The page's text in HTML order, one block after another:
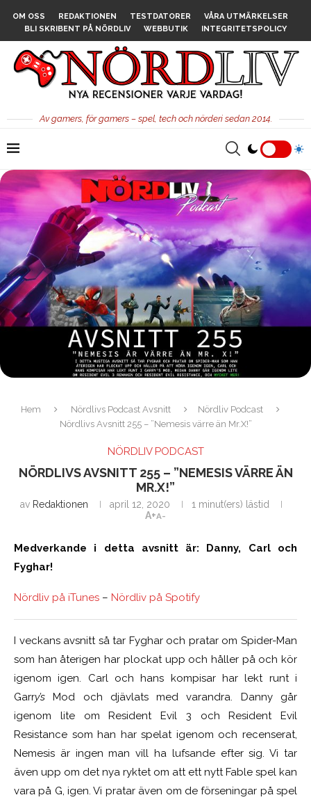
OM OSS REDAKTIONEN TESTDATORER
VÅRA UTMÄRKELSER
BLI SKRIBENT PÅ NÖRDLIV
WEBBUTIK INTEGRITETSPOLICY
Av gamers, för gamers – spel, tech och nörderi sedan 2014.
Hem Nördlivs Podcast Avsnitt
Nördliv Podcast
Nördlivs Avsnitt 255 – ”Nemesis värre än Mr.X!”
NÖRDLIV PODCAST
NÖRDLIVS AVSNITT 255 – ”NEMESIS VÄRRE ÄN
MR.X!”
av Redaktionen april 12, 2020
1 minut(ers) lästid
A+A-
Medverkande i detta avsnitt är: Danny, Carl och
Fyghar!
Nördliv på iTunes – Nördliv på Spotify
I veckans avsnitt så tar Fyghar och pratar om Spider-Man
som han återigen har plockat upp och håller på och kör
igenom igen. Carl och hans kompisar har lekt runt i
Garry’s Mod och djävlats med varandra. Danny går
igenom lite om Resident Evil 3 och Resident Evil
Resistance som han har spelat igenom och recenserat,
Nemesis är ingen man vill ha lufsande efter sig. Vi tar
även upp om det nya ryktet om att ett nytt Fable spel kan
vara på G, igen. Vi pratar även om de förseningar på spel